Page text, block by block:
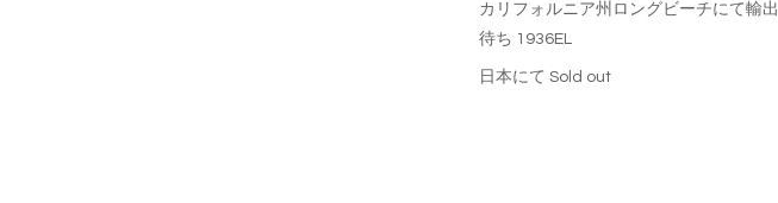
カリフォルニア州ロングビーチにて輸出
待ち 1936EL
日本にて Sold out